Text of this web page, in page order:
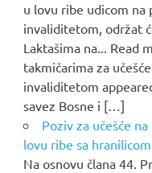
u lovu ribe udicom na
invaliditetom, održat
Laktašima na... Read
takmičarima za
invaliditetom
savez Bosne i […]
Poziv za učešće
lovu ribe sa
Na osnovu člana 44.